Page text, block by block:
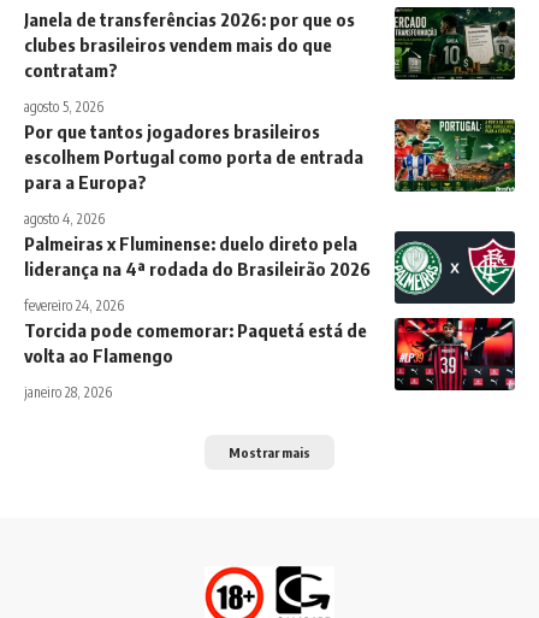
Janela de transferências 2026: por que os
clubes brasileiros vendem mais do que
contratam?
agosto 5, 2026
Por que tantos jogadores brasileiros
escolhem Portugal como porta de entrada
para a Europa?
agosto 4, 2026
Palmeiras x Fluminense: duelo direto pela
liderança na 4ª rodada do Brasileirão 2026
fevereiro 24, 2026
Torcida pode comemorar: Paquetá está de
volta ao Flamengo
janeiro 28, 2026
Mostrar mais